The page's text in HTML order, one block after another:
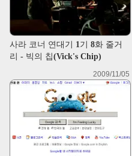
사라 코너 연대기 1기 8화 줄거
리 - 빅의 칩(Vick's Chip)
2009/11/05